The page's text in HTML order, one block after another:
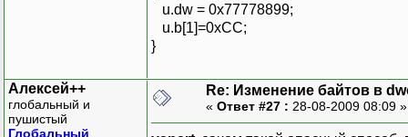
u.dw = 0x77778899;
u.b[1]=0xCC;
}
Алексей++
глобальный и
пушистый
Глобальный
Re: Изменение байтов в
« Ответ #27 : 28-08-2009 08:09